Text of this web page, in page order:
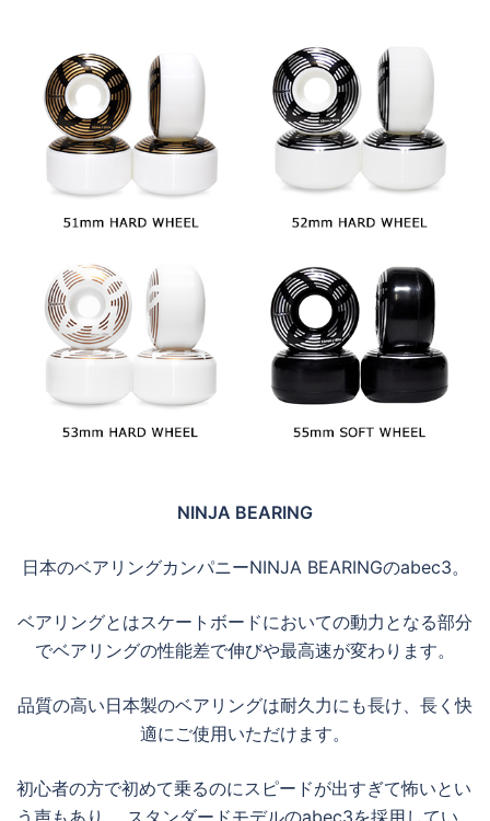
NINJA BEARING
日本のベアリングカンパニーNINJA BEARINGのabec3。
ベアリングとはスケートボードにおいての動力となる部分
でベアリングの性能差で伸びや最高速が変わります。
品質の高い日本製のベアリングは耐久力にも長け、長く快
適にご使用いただけます。
初心者の方で初めて乗るのにスピードが出すぎて怖いとい
う声もあり、 スタンダードモデルのabec3を採用してい